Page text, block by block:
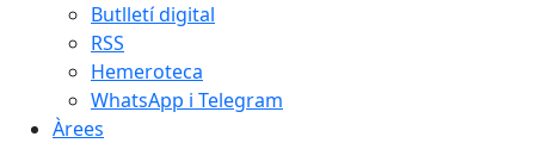
Butlletí digital
RSS
Hemeroteca
WhatsApp i Telegram
Àrees